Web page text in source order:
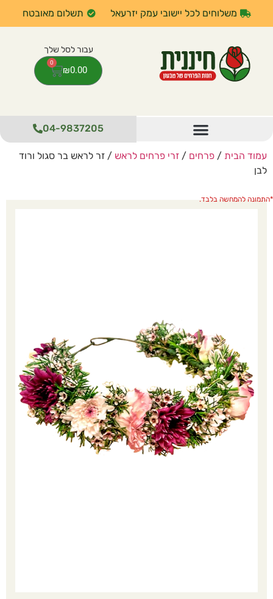
משלוחים לכל יישובי עמק יזרעאל תשלום מאובטח
₪0.00
0
04-9837205
עמוד הבית/ פרחים / זרי פרחים לראש / זר לראש בר סגול ורוד
לבן
*התמונה להמחשה בלבד.